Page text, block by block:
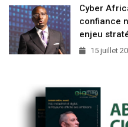
Cyber
confiance
enjeu
15 juillet